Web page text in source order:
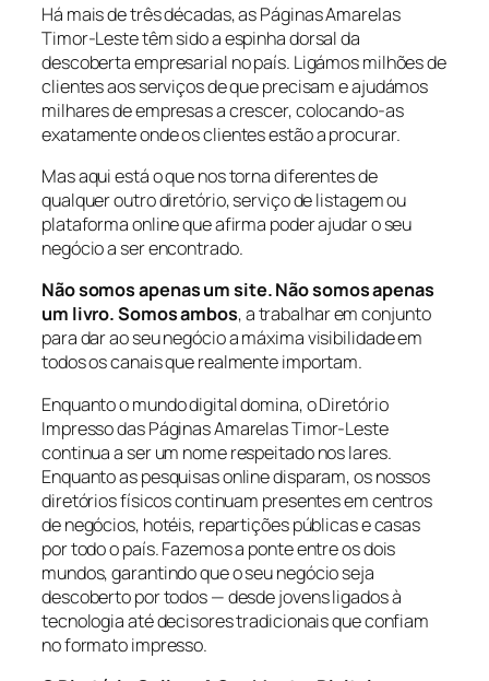
Há mais de três décadas, as Páginas Amarelas
Timor-Leste têm sido a espinha dorsal da
descoberta empresarial no país. Ligámos milhões de
clientes aos serviços de que precisam e ajudámos
milhares de empresas a crescer, colocando-as
exatamente onde os clientes estão a procurar.
Mas aqui está o que nos torna diferentes de
qualquer outro diretório, serviço de listagem ou
plataforma online que afirma poder ajudar o seu
negócio a ser encontrado.
Não somos apenas um site. Não somos apenas
um livro. Somos ambos, a trabalhar em conjunto
para dar ao seu negócio a máxima visibilidade em
todos os canais que realmente importam.
Enquanto o mundo digital domina, o Diretório
Impresso das Páginas Amarelas Timor-Leste
continua a ser um nome respeitado nos lares.
Enquanto as pesquisas online disparam, os nossos
diretórios físicos continuam presentes em centros
de negócios, hotéis, repartições públicas e casas
por todo o país. Fazemos a ponte entre os dois
mundos, garantindo que o seu negócio seja
descoberto por todos — desde jovens ligados à
tecnologia até decisores tradicionais que confiam
no formato impresso.